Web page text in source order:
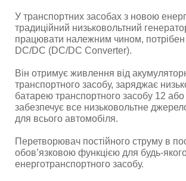
У транспортних засобах з новою
традиційний низьковольтний
працювати належним чином,
DC/DC (DC/DC Converter).
Він отримує живлення від
транспортного засобу, заряджає
батарею транспортного засобу 12 або
забезпечує все низьковольтне
для всього автомобіля.
Перетворювач постійного струму в
обов’язковою функцією для будь-
енерготранспортного засобу.